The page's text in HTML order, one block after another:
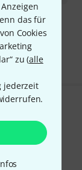
das für
Cookies
zu (alle
jederzeit